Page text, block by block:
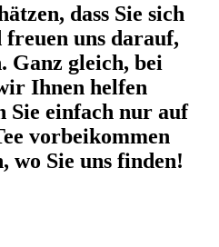
dass Sie sich
freuen uns darauf,
Ganz gleich, bei
Ihnen helfen
Sie einfach nur auf
vorbeikommen
wo Sie uns finden!